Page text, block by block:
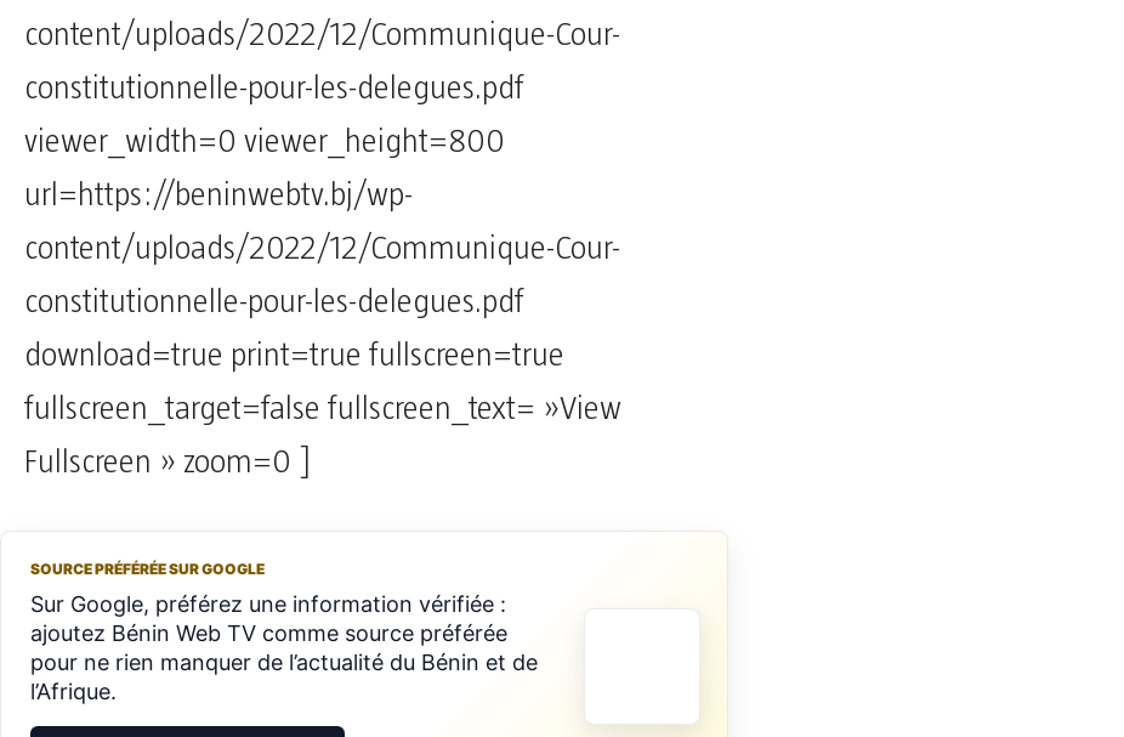
content/uploads/2022/12/Communique-Cour-
constitutionnelle-pour-les-delegues.pdf
viewer_width=0 viewer_height=800
url=https://beninwebtv.bj/wp-
content/uploads/2022/12/Communique-Cour-
constitutionnelle-pour-les-delegues.pdf
download=true print=true fullscreen=true
fullscreen_target=false fullscreen_text= »View
Fullscreen » zoom=0 ]
SOURCE PRÉFÉRÉE SUR GOOGLE
Sur Google, préférez une information vérifiée :
ajoutez Bénin Web TV comme source préférée
pour ne rien manquer de l’actualité du Bénin et de
l’Afrique.